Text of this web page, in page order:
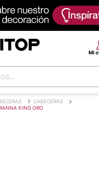
CABECERAS
KING ORO